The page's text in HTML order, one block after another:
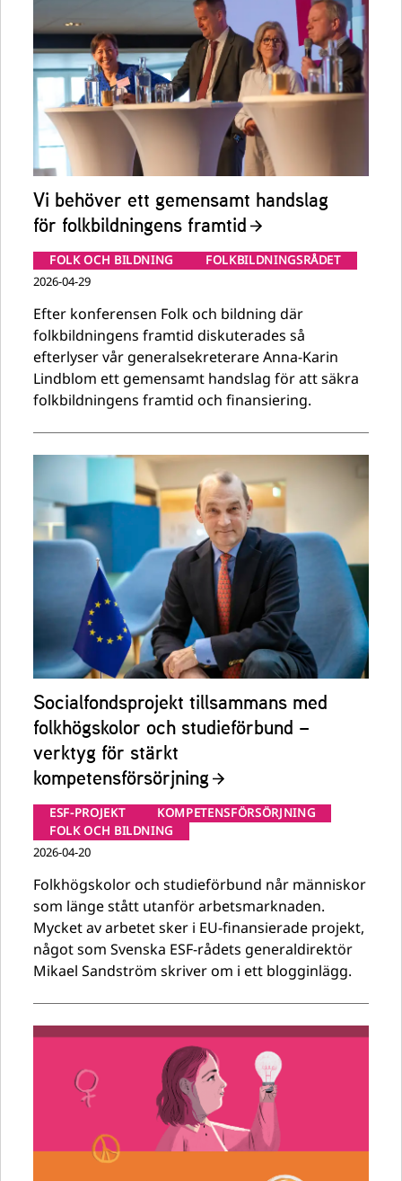
Vi behöver ett gemensamt handslag
för folkbildningens framtid
FOLK OCH BILDNING
FOLKBILDNINGSRÅDET
2026-04-29
Efter konferensen Folk och bildning där
folkbildningens framtid diskuterades så
efterlyser vår generalsekreterare Anna-Karin
Lindblom ett gemensamt handslag för att säkra
folkbildningens framtid och finansiering.
Socialfondsprojekt tillsammans med
folkhögskolor och studieförbund –
verktyg för stärkt
kompetensförsörjning
ESF-PROJEKT
KOMPETENSFÖRSÖRJNING
FOLK OCH BILDNING
2026-04-20
Folkhögskolor och studieförbund når människor
som länge stått utanför arbetsmarknaden.
Mycket av arbetet sker i EU-finansierade projekt,
något som Svenska ESF-rådets generaldirektör
Mikael Sandström skriver om i ett blogginlägg.